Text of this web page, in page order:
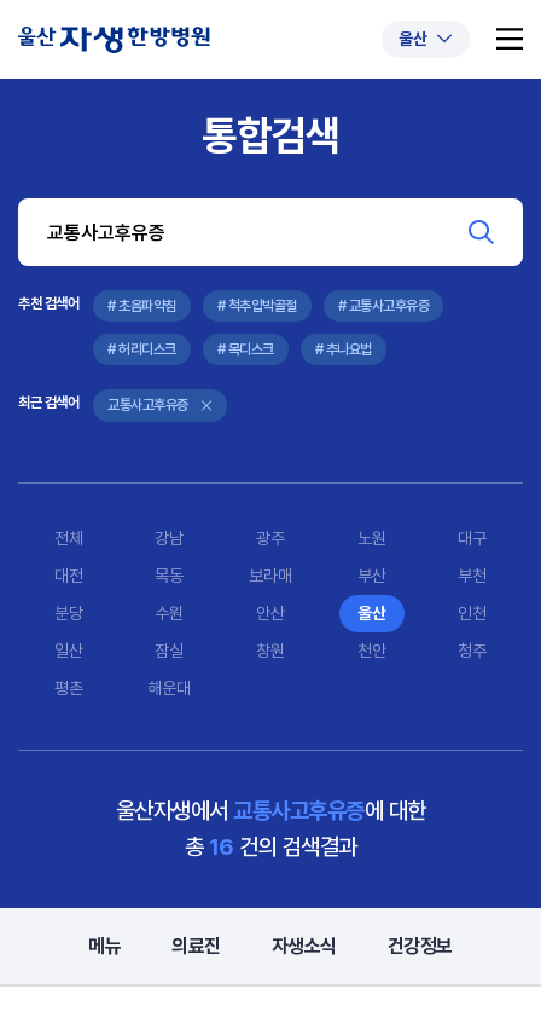
울산
#초음파약침
#교통사고후유증 #허리디스크 #목디스크
#추나요법
통합검색
추천 검색어 # 초음파약침 # 척추압박골절 # 교통사고후유증
# 허리디스크 # 목디스크 # 추나요법
최근 검색어 교통사고후유증
전체 강남 광주 노원
대구
대전
목동 보라매 부산
부천
분당
수원 안산 울산
인천
일산
잠실 창원 천안
청주
평촌
해운대
울산자생에서 교통사고후유증에 대한
총 16 건의 검색결과
메뉴 의료진 자생소식 건강정보